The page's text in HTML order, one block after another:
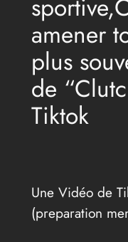
amener
plus
de
Tiktok
Une Vidéo de
(preparation